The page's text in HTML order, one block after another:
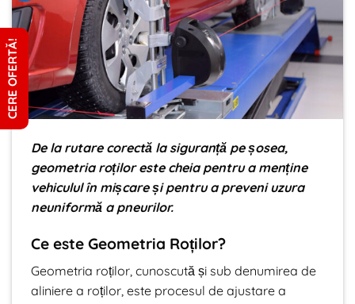
De la rutare corectă la siguranță pe șosea,
geometria roților este cheia pentru a menține
vehiculul în mișcare și pentru a preveni uzura
neuniformă a pneurilor.
Ce este Geometria Roților?
Geometria roților, cunoscută și sub denumirea de
aliniere a roților, este procesul de ajustare a
CERE OFERTĂ!